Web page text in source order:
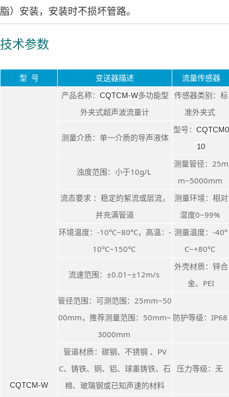
脂）安装，安装时不损坏管路。
技术参数
型 号 变送器描述 流量传感器
CQTCM-W
产品名称： CQTCM-W多功能型
外夹式超声波流量计
传感器类别：标
准外夹式
测量介质：单一介质的导声液体
型号： CQTCM0
10
浊度范围：小于10g/L
测量管径：25m
m~5000mm
流态要求 ：稳定的絮流或层流，
并充满管道
测量环境：相对
湿度0~99%
环境温度：-10°C~80°C，高温：-
10°C~150°C
测量温度：-40°
C~+80°C
流速范围：±0.01~±12m/s
外壳材质：锌合
金、PEI
管径范围：可测范围：25mm~50
00mm，推荐测量范围：50mm~
3000mm
防护等级：IP68
管道材质：碳钢、不锈钢 、PV
C、铸铁、铜、铝、球墨铸铁、石
棉、玻璃钢或已知声速的材料
压力等级：无